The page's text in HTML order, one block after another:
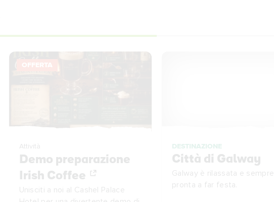
OFFERTA
Attività
Demo preparazione
Irish Coffee
Unisciti a noi al Cashel Palace
DESTINAZIONE
Città di Galway
Galway è rilassata e sempre
pronta a far festa.